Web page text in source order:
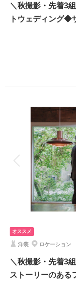
●ロケ地： 片瀬江ノ島海
●データ＋DVD1枚
●納期:約ひと月程度
その他、撮影代金やロ
このプランで撮影可
相談予約する
来店・オンラ
＼秋撮影・先着3
トウェディング◆
撮影料
着付け
アルバム
衣装追加
家族と撮影
100カットデータ（納期
ド・アクセサリー類レ
9・10・11月撮影◆ひと
選びいただけます
⚫︎茅ヶ崎サザンビーチ
⚫︎データ：約100カット
⚫︎納期：約3週間
オススメ
洋装 ロケーション
＼秋撮影・先着3
ストーリーのあ